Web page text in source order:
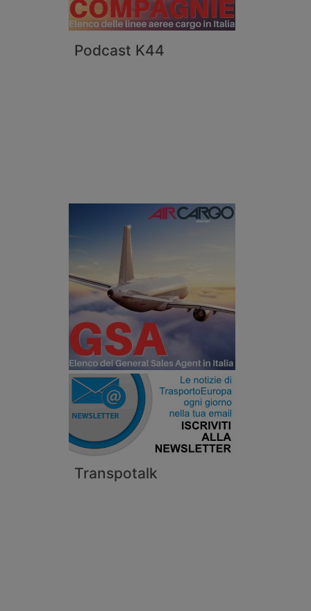
Podcast K44
Transpotalk